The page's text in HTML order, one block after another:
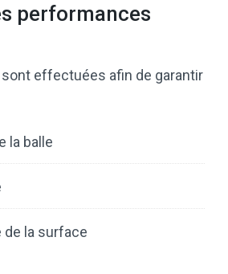
performances
effectuées afin de garantir
la balle
de la surface